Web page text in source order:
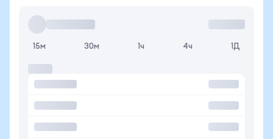
15м 30м 1ч 4ч 1Д